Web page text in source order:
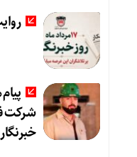
شرکت
خبرنگار